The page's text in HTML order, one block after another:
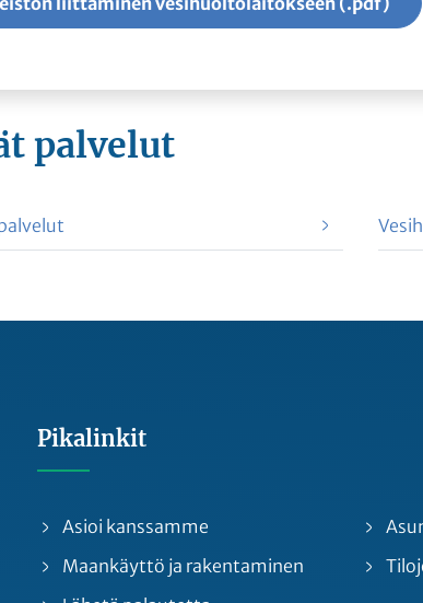
palvelut
Pikalinkit
Asioi kanssamme
Maankäyttö ja rakentaminen